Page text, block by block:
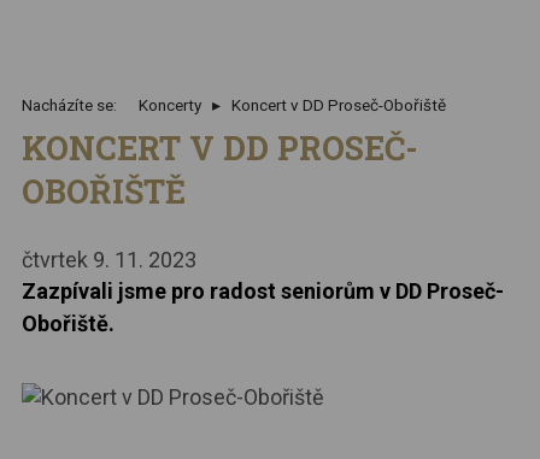
Nacházíte se: Koncerty Koncert v DD Proseč-Obořiště
KONCERT V DD PROSEČ-
OBOŘIŠTĚ
čtvrtek 9. 11. 2023
Zazpívali jsme pro radost seniorům v DD Proseč-
Obořiště.